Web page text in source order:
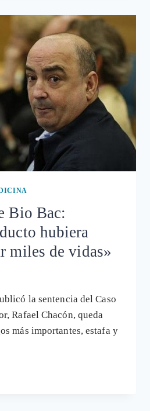
Bio Bac:
hubiera
miles de vidas»
la sentencia del Caso
Rafael Chacón, queda
más importantes, estafa y